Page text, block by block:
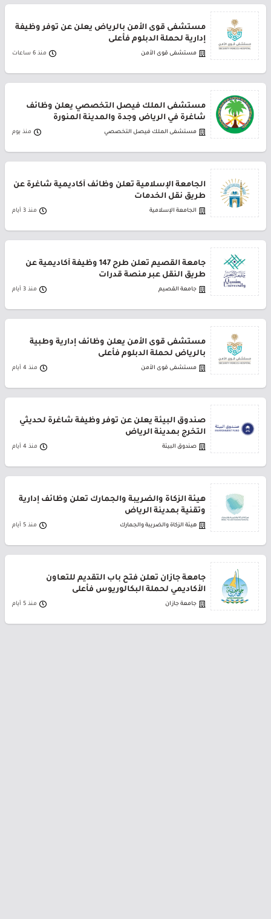
مستشفى قوى الأمن بالرياض يعلن عن توفر وظيفة
إدارية لحملة الدبلوم فأعلى
مستشفى قوى الأمن منذ 6 ساعات
مستشفى الملك فيصل التخصصي يعلن وظائف
شاغرة في الرياض وجدة والمدينة المنورة
مستشفى الملك فيصل التخصصي منذ يوم
الجامعة الإسلامية تعلن وظائف أكاديمية شاغرة عن
طريق نقل الخدمات
الجامعة الإسلامية منذ 3 أيام
جامعة القصيم تعلن طرح 147 وظيفة أكاديمية عن
طريق النقل عبر منصة قدرات
جامعة القصيم منذ 3 أيام
مستشفى قوى الأمن يعلن وظائف إدارية وطبية
بالرياض لحملة الدبلوم فأعلى
مستشفى قوى الأمن منذ 4 أيام
صندوق البيئة يعلن عن توفر وظيفة شاغرة لحديثي
التخرج بمدينة الرياض
صندوق البيئة منذ 4 أيام
هيئة الزكاة والضريبة والجمارك تعلن وظائف إدارية
وتقنية بمدينة الرياض
هيئة الزكاة والضريبة والجمارك منذ 5 أيام
جامعة جازان تعلن فتح باب التقديم للتعاون
الأكاديمي لحملة البكالوريوس فأعلى
جامعة جازان منذ 5 أيام